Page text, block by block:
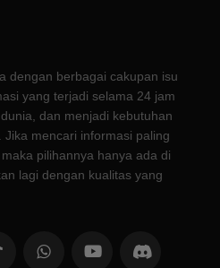
dengan berbagai cakupan isu
yang terjadi selama 24 jam
dan menjadi kebutuhan
mencari informasi paling
pilihannya hanya ada di
lagi dengan kualitas yang